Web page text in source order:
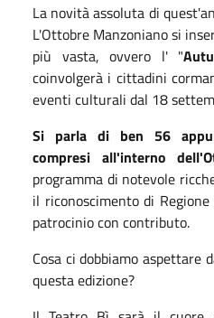
La novità assoluta di
L'Ottobre Manzoniano si
più vasta, ovvero l' "
coinvolgerà i cittadini
eventi culturali dal 18
Si parla di ben 56
compresi all'interno
programma di notevole
il riconoscimento di
patrocinio con contributo.
Cosa ci dobbiamo aspettare
questa edizione?